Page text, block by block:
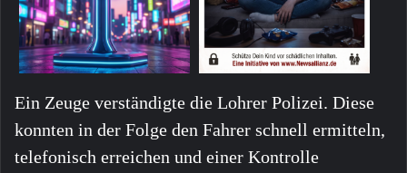
Ein Zeuge verständigte die Lohrer Polizei. Diese
konnten in der Folge den Fahrer schnell ermitteln,
telefonisch erreichen und einer Kontrolle